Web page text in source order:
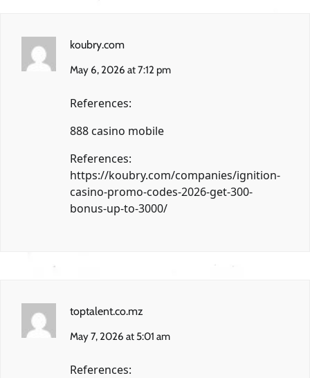
koubry.com
May 6, 2026 at 7:12 pm
References:
888 casino mobile
References:
https://koubry.com/companies/ignition-
casino-promo-codes-2026-get-300-
bonus-up-to-3000/
toptalent.co.mz
May 7, 2026 at 5:01 am
References: